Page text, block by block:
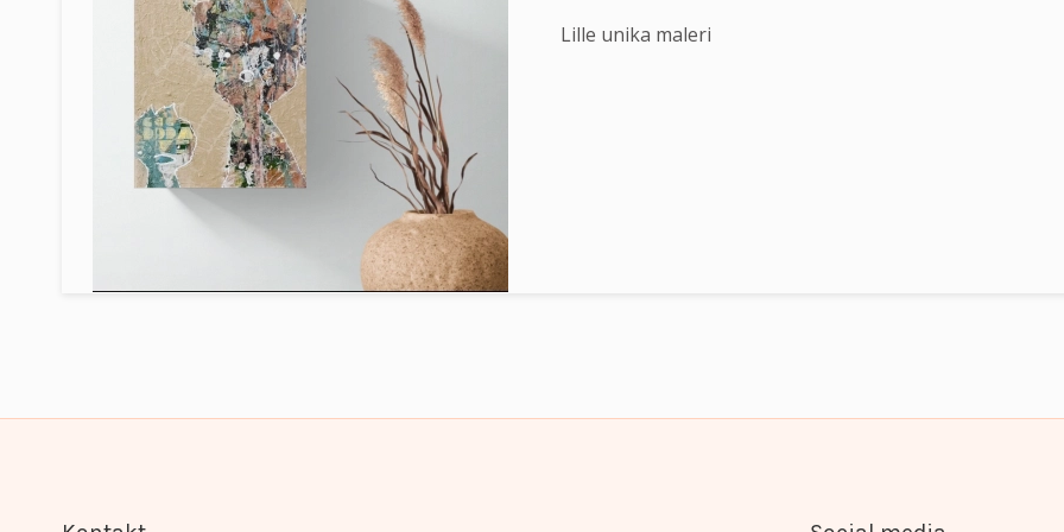
Lille unika maleri